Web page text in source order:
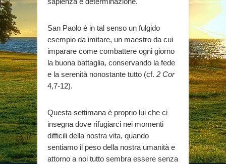
San Paolo è in tal senso un fulgido
esempio da imitare, un maestro da cui
imparare come combattere ogni giorno
la buona battaglia, conservando la fede
e la serenità nonostante tutto (cf. 2 Cor
4,7-12).
Questa settimana è proprio lui che ci
insegna dove rifugiarci nei momenti
difficili della nostra vita, quando
sentiamo il peso della nostra umanità e
attorno a noi tutto sembra essere senza